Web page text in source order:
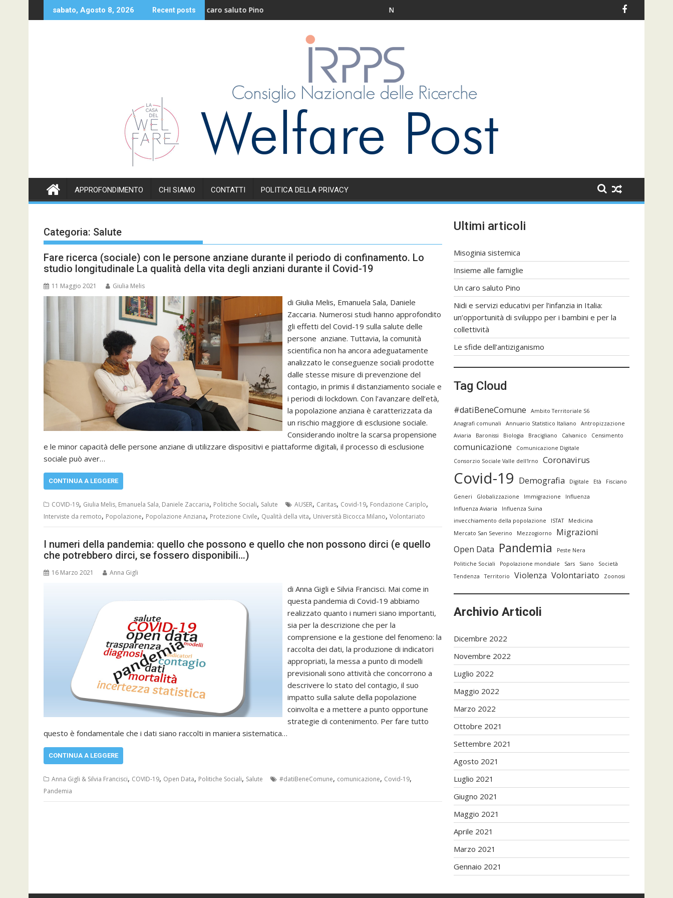
to
sabato, Agosto 8, 2026 Recent posts
alle famiglie Un caro saluto Pino Nidi e servizi educativi per l’infanzia in Italia: un’opportunità di sviluppo per i
Le sfide dell’antiziganismo
APPROFONDIMENTO CHI SIAMO CONTATTI POLITICA DELLA PRIVACY
Categoria: Salute
Fare ricerca (sociale) con le persone anziane durante il periodo di confinamento. Lo
studio longitudinale La qualità della vita degli anziani durante il Covid-19
11 Maggio 2021 Giulia Melis
di Giulia Melis, Emanuela Sala, Daniele
Zaccaria. Numerosi studi hanno approfondito
gli effetti del Covid-19 sulla salute delle
persone anziane. Tuttavia, la comunità
scientifica non ha ancora adeguatamente
analizzato le conseguenze sociali prodotte
dalle stesse misure di prevenzione del
contagio, in primis il distanziamento sociale e
i periodi di lockdown. Con l’avanzare dell’età,
la popolazione anziana è caratterizzata da
un rischio maggiore di esclusione sociale.
Considerando inoltre la scarsa propensione
e le minor capacità delle persone anziane di utilizzare dispositivi e piattaforme digitali, il processo di esclusione
sociale può aver…
CONTINUA A LEGGERE
COVID-19, Giulia Melis, Emanuela Sala, Daniele Zaccaria, Politiche Sociali, Salute AUSER, Caritas, Covid-19, Fondazione Cariplo,
Interviste da remoto, Popolazione, Popolazione Anziana, Protezione Civile, Qualità della vita, Università Bicocca Milano, Volontariato
I numeri della pandemia: quello che possono e quello che non possono dirci (e quello
che potrebbero dirci, se fossero disponibili…)
16 Marzo 2021 Anna Gigli
di Anna Gigli e Silvia Francisci. Mai come in
questa pandemia di Covid-19 abbiamo
realizzato quanto i numeri siano importanti,
sia per la descrizione che per la
comprensione e la gestione del fenomeno: la
raccolta dei dati, la produzione di indicatori
appropriati, la messa a punto di modelli
previsionali sono attività che concorrono a
descrivere lo stato del contagio, il suo
impatto sulla salute della popolazione
coinvolta e a mettere a punto opportune
strategie di contenimento. Per fare tutto
questo è fondamentale che i dati siano raccolti in maniera sistematica…
CONTINUA A LEGGERE
Anna Gigli & Silvia Francisci, COVID-19, Open Data, Politiche Sociali, Salute #datiBeneComune, comunicazione, Covid-19,
Pandemia
Ultimi articoli
Misoginia sistemica
Insieme alle famiglie
Un caro saluto Pino
Nidi e servizi educativi per l’infanzia in Italia:
un’opportunità di sviluppo per i bambini e per la
collettività
Le sfide dell’antiziganismo
Tag Cloud
#datiBeneComune
Ambito Territoriale S6
Anagrafi comunali
Annuario Statistico Italiano
Antropizzazione
Aviaria
Baronissi Biologia Bracigliano Calvanico Censimento
comunicazione
Comunicazione Digitale
Consorzio Sociale Valle dell'Irno
Coronavirus
Covid-19 Demografia Digitale Età Fisciano
Generi Globalizzazione Immigrazione
Influenza
Influenza Aviaria
Influenza Suina
invecchiamento della popolazione
ISTAT
Medicina
Mercato San Severino
Mezzogiorno
Migrazioni
Open Data Pandemia
Peste Nera
Politiche Sociali
Popolazione mondiale Sars Siano
Società
Tendenza
Territorio Violenza Volontariato Zoonosi
Archivio Articoli
Dicembre 2022
Novembre 2022
Luglio 2022
Maggio 2022
Marzo 2022
Ottobre 2021
Settembre 2021
Agosto 2021
Luglio 2021
Giugno 2021
Maggio 2021
Aprile 2021
Marzo 2021
Gennaio 2021